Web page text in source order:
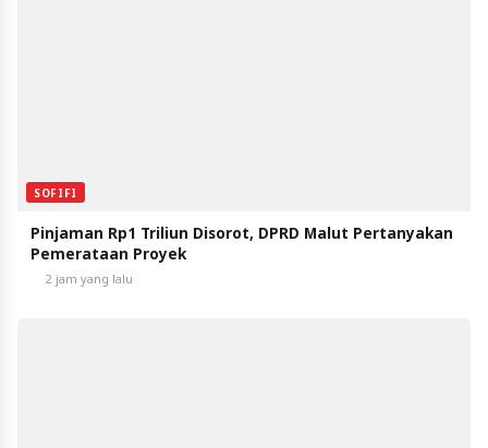
SOFIFI
Pinjaman Rp1 Triliun Disorot, DPRD Malut Pertanyakan
Pemerataan Proyek
2 jam yang lalu